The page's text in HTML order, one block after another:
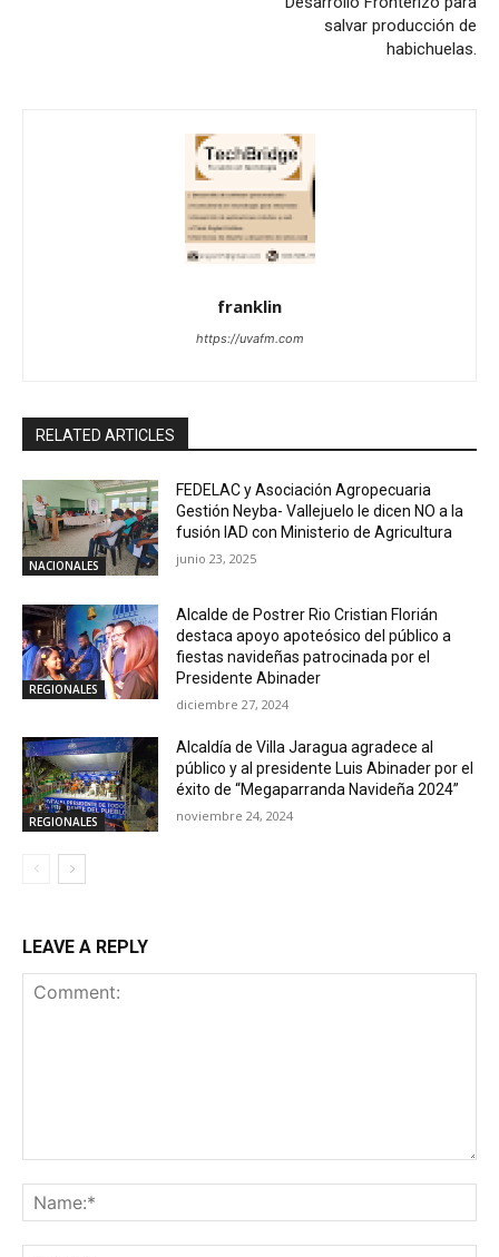
salvar producción de
habichuelas.
franklin
https://uvafm.com
RELATED ARTICLES
NACIONALES
FEDELAC y Asociación Agropecuaria
Gestión Neyba- Vallejuelo le dicen NO a la
fusión IAD con Ministerio de Agricultura
junio 23, 2025
REGIONALES
Alcalde de Postrer Rio Cristian Florián
destaca apoyo apoteósico del público a
fiestas navideñas patrocinada por el
Presidente Abinader
diciembre 27, 2024
REGIONALES
Alcaldía de Villa Jaragua agradece al
público y al presidente Luis Abinader por el
éxito de “Megaparranda Navideña 2024”
noviembre 24, 2024
LEAVE A REPLY